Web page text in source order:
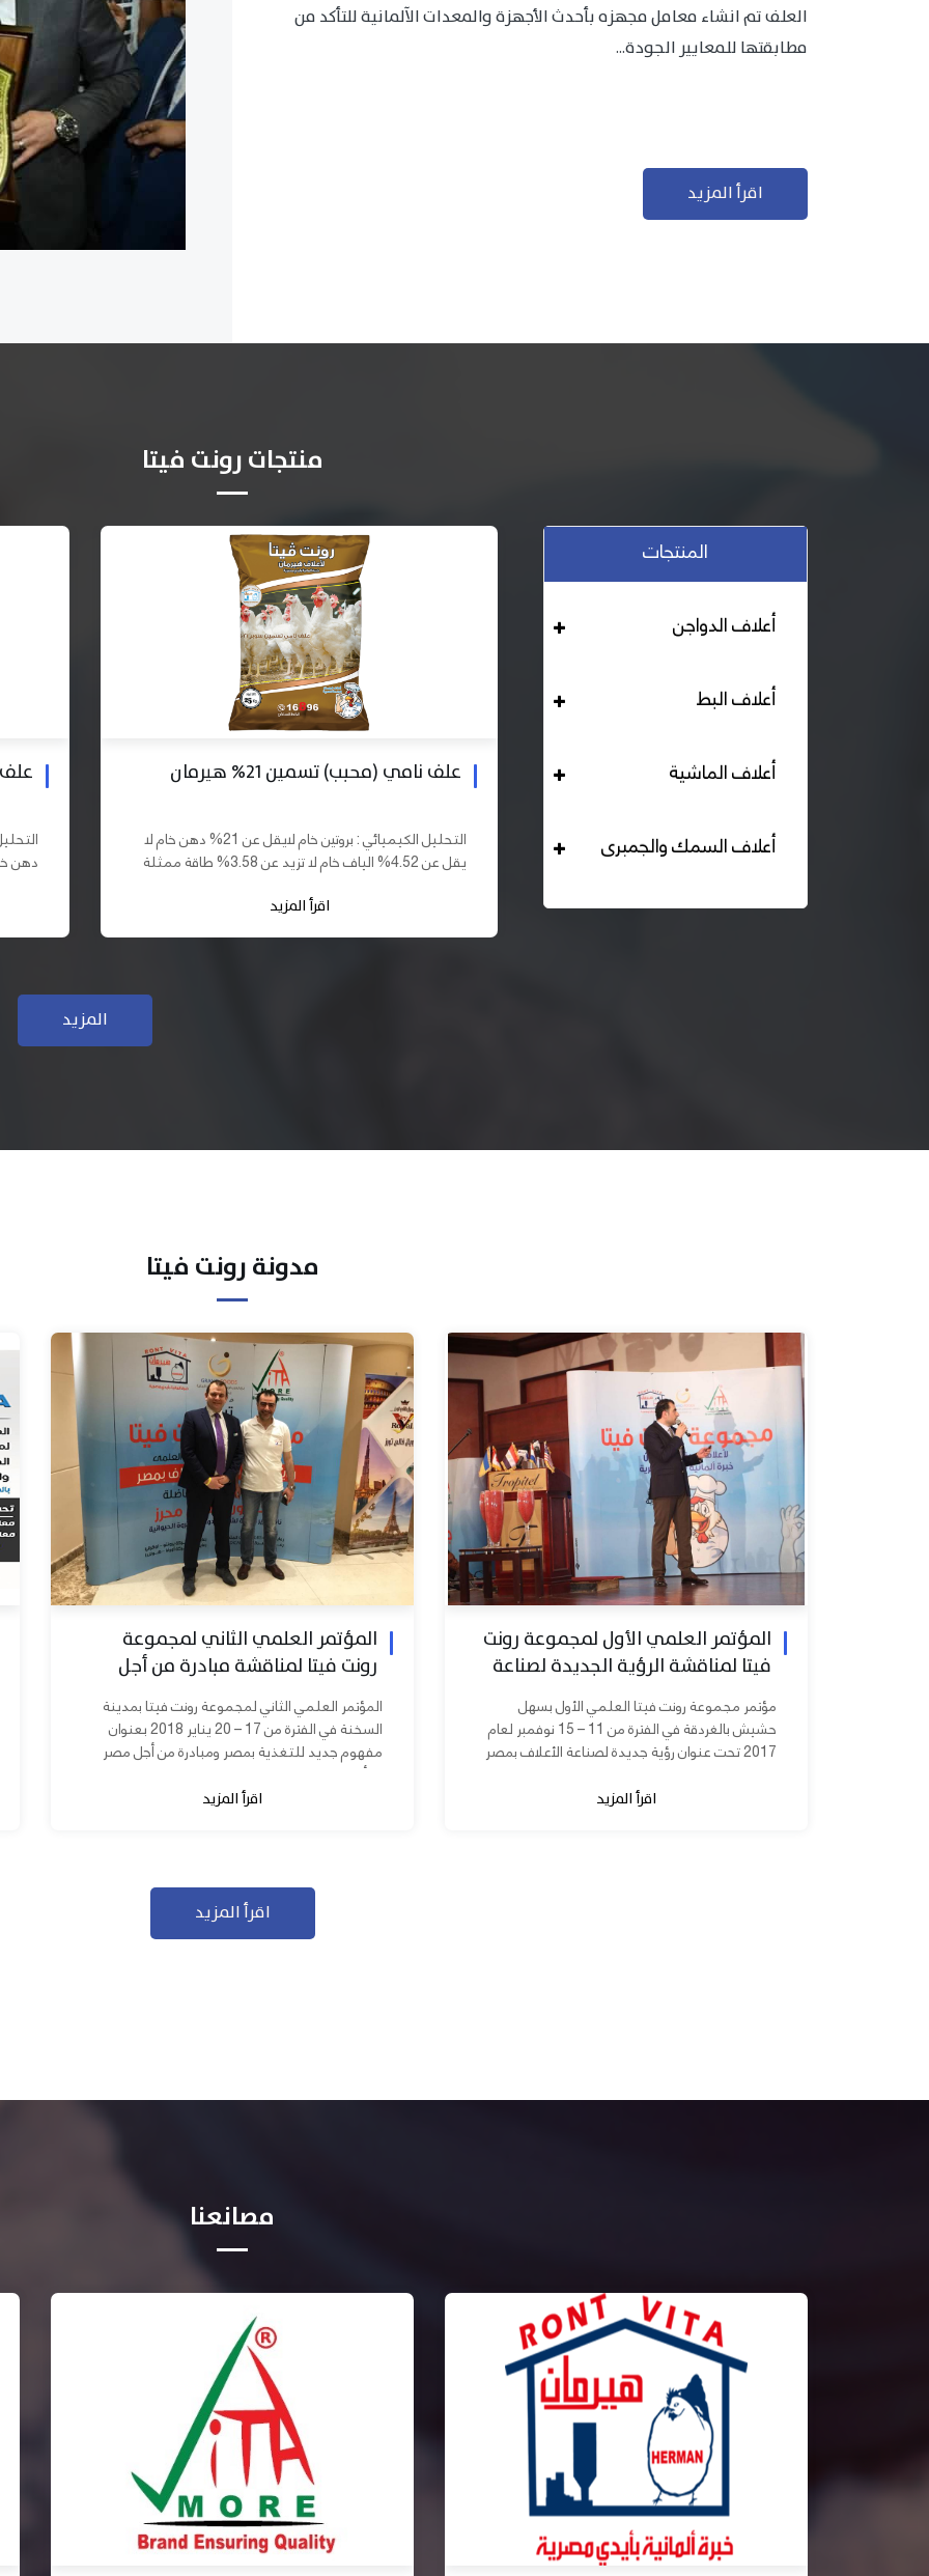
العلف تم انشاء معامل مجهزه بأحدث الأجهزة والمعدات الآلمانية للتأكد من
مطابقتها للمعايير الجودة...
اقرأ المزيد
منتجات رونت فيتا
المنتجات
أعلاف الدواجن
أعلاف البط
أعلاف الماشية
أعلاف السمك والجمبرى
علف علف بادي نامي تسمين 19% هيرمان
التحليل الكيميائي : بروتين خام لايقل عن 19% دهن خام لا
يقل عن 10% الياف خام لا تزيد عن 3.70% طاقة ممثلة لا
اقرأ المزيد
علف دواجن بياض محبب 16% هيرمان
التحليل الكيميائي : بروتين خام لايقل عن 16% دهن خام لا
يقل عن 2,84% الياف خام لا تزيد عن 2.24% طاقة ممثلة
اقرأ المزيد
المزيد
مدونة رونت فيتا
المؤتمر العلمي الأول لمجموعة رونت
فيتا لمناقشة الرؤية الجديدة لصناعة
الأعلاف بمصر
مؤتمر مجموعة رونت فيتا العلمي الأول بسهل
حشيش بالغردقة في الفترة من 11 – 15 نوفمبر لعام
2017 تحت عنوان رؤية جديدة لصناعة الأعلاف بمصر
اقرأ المزيد
المؤتمر العلمي الثاني لمجموعة
رونت فيتا لمناقشة مبادرة من أجل
مصر ابدأ مشروعك
المؤتمر العلمي الثاني لمجموعة رونت فيتا بمدينة
السخنة في الفترة من 17 – 20 يناير 2018 بعنوان
مفهوم جديد للتغذية بمصر ومبادرة من أجل مصر
ابدأ مشروعك بحضور عدد كبير من...
اقرأ المزيد
اقرأ المزيد
مصانعنا